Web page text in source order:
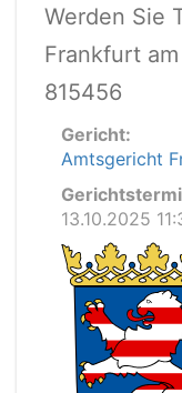
Werden Sie
Frankfurt
815456
Gericht:
Amtsgericht
13.10.2025